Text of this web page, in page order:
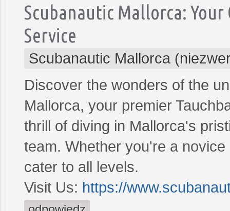
Scubanautic Mallorca:
Service
Scubanautic Mallorca
Discover the wonders of the
Mallorca, your premier
thrill of diving in Mallorca's
team. Whether you're a
cater to all levels.
Visit Us: https://